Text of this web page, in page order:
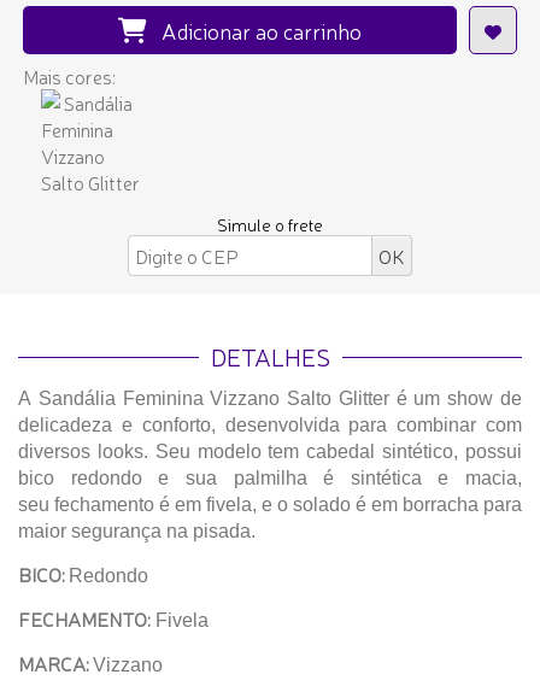
Adicionar ao carrinho
Mais cores:
Simule o frete
DETALHES
A Sandália Feminina Vizzano Salto Glitter é um show de
delicadeza e conforto, desenvolvida para combinar com
diversos looks. Seu modelo tem cabedal sintético, possui
bico redondo e sua palmilha é sintética e macia,
seu fechamento é em fivela, e o solado é em borracha para
maior segurança na pisada.
BICO: Redondo
FECHAMENTO: Fivela
MARCA:Vizzano